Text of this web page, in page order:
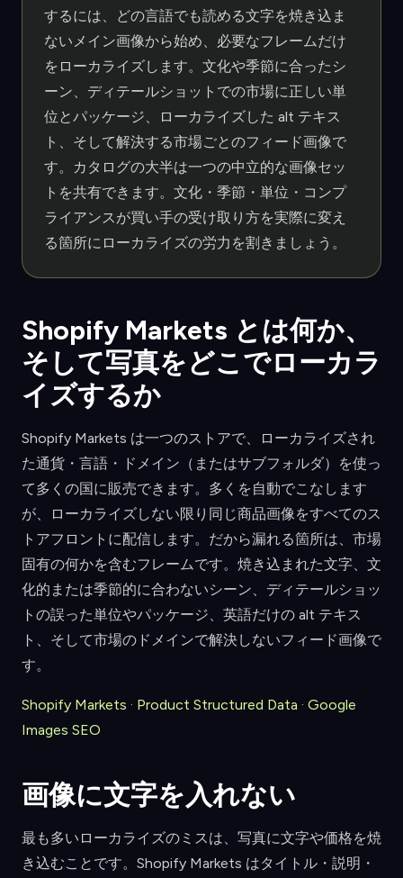
するには、どの言語でも読める文字を焼き込ま
ないメイン画像から始め、必要なフレームだけ
をローカライズします。文化や季節に合ったシ
ーン、ディテールショットでの市場に正しい単
位とパッケージ、ローカライズした alt テキス
ト、そして解決する市場ごとのフィード画像で
す。カタログの大半は一つの中立的な画像セッ
トを共有できます。文化・季節・単位・コンプ
ライアンスが買い手の受け取り方を実際に変え
る箇所にローカライズの労力を割きましょう。
Shopify Markets とは何か、
そして写真をどこでローカラ
イズするか
Shopify Markets は一つのストアで、ローカライズされ
た通貨・言語・ドメイン（またはサブフォルダ）を使っ
て多くの国に販売できます。多くを自動でこなします
が、ローカライズしない限り同じ商品画像をすべてのス
トアフロントに配信します。だから漏れる箇所は、市場
固有の何かを含むフレームです。焼き込まれた文字、文
化的または季節的に合わないシーン、ディテールショッ
トの誤った単位やパッケージ、英語だけの alt テキス
ト、そして市場のドメインで解決しないフィード画像で
す。
Shopify Markets · Product Structured Data · Google
Images SEO
画像に文字を入れない
最も多いローカライズのミスは、写真に文字や価格を焼
き込むことです。Shopify Markets はタイトル・説明・